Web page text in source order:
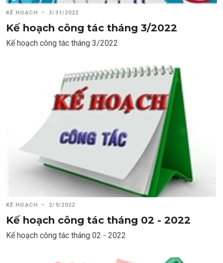
KẾ HOẠCH • 3/31/2022
Kế hoạch công tác tháng 3/2022
Kế hoạch công tác tháng 3/2022
KẾ HOẠCH • 2/9/2022
Kế hoạch công tác tháng 02 - 2022
Kế hoạch công tác tháng 02 - 2022